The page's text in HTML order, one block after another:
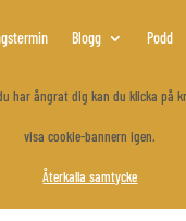
Blogg Podd
har ångrat dig kan du klicka på
visa cookie-bannern igen.
Återkalla samtycke